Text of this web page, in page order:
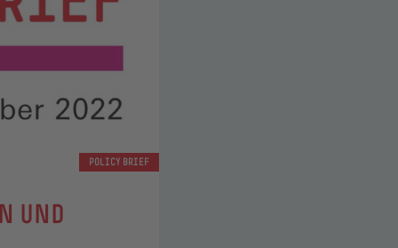
POLICY BRIEF
UND